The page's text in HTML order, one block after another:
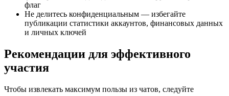
флаг
Не делитесь конфиденциальным — избегайте
публикации статистики аккаунтов, финансовых данных
и личных ключей
Рекомендации для эффективного
участия
Чтобы извлекать максимум пользы из чатов, следуйте